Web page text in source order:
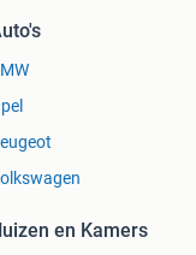
en Kamers